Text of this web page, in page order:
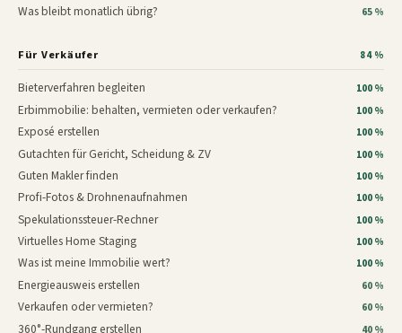
Was bleibt monatlich übrig? 65 %
Für Verkäufer 84 %
Bieterverfahren begleiten 100 %
Erbimmobilie: behalten, vermieten oder verkaufen? 100 %
Exposé erstellen 100 %
Gutachten für Gericht, Scheidung & ZV 100 %
Guten Makler finden 100 %
Profi-Fotos & Drohnenaufnahmen 100 %
Spekulationssteuer-Rechner 100 %
Virtuelles Home Staging 100 %
Was ist meine Immobilie wert? 100 %
Energieausweis erstellen 60 %
Verkaufen oder vermieten? 60 %
360°-Rundgang erstellen 40 %